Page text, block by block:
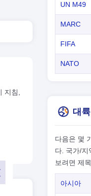
지침,
UN M49
MARC
FIFA
NATO
대
다음은 몇
다. 국가/지
보려면 제
아시아